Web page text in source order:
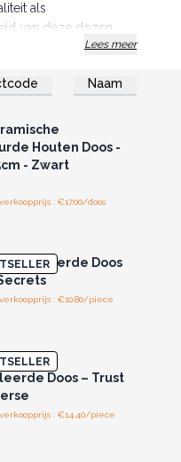
als
van deze dozen
uw klanten een
Lees meer
Naam
of registreer u voor
Houten Doos -
- Zwart
: €17.00/doos
Doos
: €10.80/piece
Doos – Trust
: €14.40/piece